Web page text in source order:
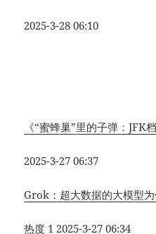
2025-3-28 06:10
《“蜜蜂巢”里的子弹：JFK
2025-3-27 06:37
Grok：超大数据的大模型为
热度 1 2025-3-27 06:34